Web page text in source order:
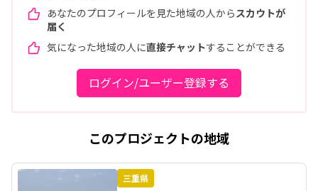
あなたのプロフィールを見た地域の人から スカウトが
届く
気になった地域の人に直接チャットすることができる
ログイン/ユーザー登録する
このプロジェクトの地域
三重県